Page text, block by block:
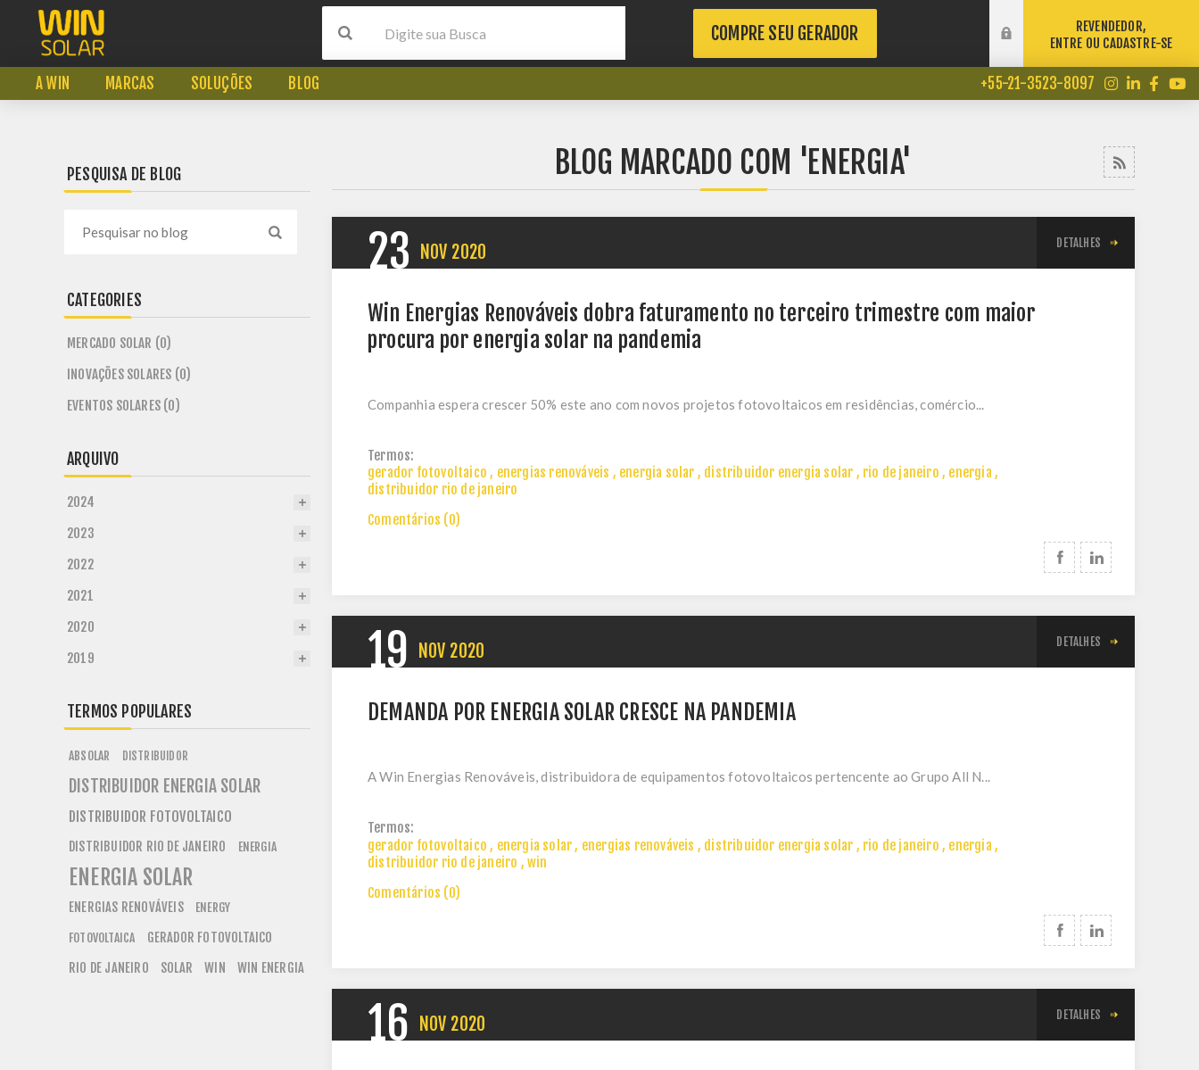
COMPRE SEU GERADOR
REVENDEDOR,
ENTRE OU CADASTRE-SE
A WIN MARCAS SOLUÇÕES BLOG +55-21-3523-8097
BLOG MARCADO COM 'ENERGIA'
23 NOV 2020 DETALHES
Win Energias Renováveis dobra faturamento no terceiro trimestre com maior
procura por energia solar na pandemia
Companhia espera crescer 50% este ano com novos projetos fotovoltaicos em residências, comércio...
Termos:
gerador fotovoltaico , energias renováveis , energia solar , distribuidor energia solar , rio de janeiro , energia ,
distribuidor rio de janeiro
Comentários (0)
19 NOV 2020 DETALHES
DEMANDA POR ENERGIA SOLAR CRESCE NA PANDEMIA
A Win Energias Renováveis, distribuidora de equipamentos fotovoltaicos pertencente ao Grupo All N...
Termos:
gerador fotovoltaico , energia solar, energias renováveis , distribuidor energia solar , rio de janeiro , energia ,
distribuidor rio de janeiro , win
Comentários (0)
16 NOV 2020 DETALHES
PESQUISA DE BLOG
CATEGORIES
MERCADO SOLAR (0)
INOVAÇÕES SOLARES (0)
EVENTOS SOLARES (0)
ARQUIVO
2024
2023
2022
2021
2020
2019
TERMOS POPULARES
ABSOLAR DISTRIBUIDOR
DISTRIBUIDOR ENERGIA SOLAR
DISTRIBUIDOR FOTOVOLTAICO
DISTRIBUIDOR RIO DE JANEIRO ENERGIA
ENERGIA SOLAR
ENERGIAS RENOVÁVEIS
ENERGY
FOTOVOLTAICA
GERADOR FOTOVOLTAICO
RIO DE JANEIRO
SOLAR WIN WIN ENERGIA